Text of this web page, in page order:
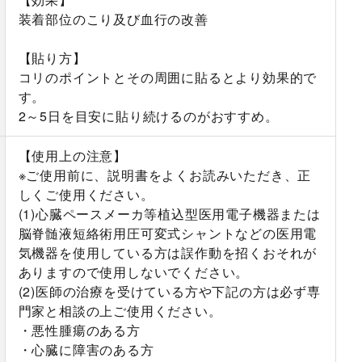
装着部位のこり及び血行の改善
【貼り方】
コリのポイントとその周囲に貼るとより効果的で
す。
2～5日を目安に貼り続けるのがおすすめ。
【使用上の注意】
※ご使用前に、説明書をよくお読みいただき、正
しくご使用ください。
(1)心臓ペースメーカ等植込型医用電子機器または
脳脊髄液短絡術用圧可変式シャントなどの医用電
気機器を使用している方は誤作動を招くおそれが
ありますので使用しないでください。
(2)医師の治療を受けている方や下記の方は必ず専
門家と相談の上ご使用ください。
・悪性腫瘍のある方
・心臓に障害のある方